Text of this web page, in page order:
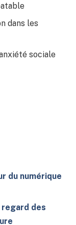
dans les
sociale
du numérique
regard des